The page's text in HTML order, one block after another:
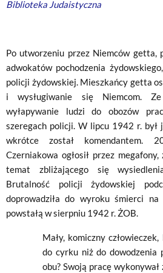
Biblioteka Judaistyczna
Po utworzeniu przez Niemców getta,
adwokatów pochodzenia
policji żydowskiej. Mieszkańcy getta
i wysługiwanie się Niemcom.
wyłapywanie ludzi do obozów
szeregach policji. W lipcu 1942 r. był
wkrótce został komendantem.
Czerniakowa ogłosił przez
temat zbliżającego się
Brutalność policji żydowskiej
doprowadziła do wyroku śmierci
powstałą w sierpniu 1942 r. ŻOB.
Mały, komiczny
do cyrku niż do dowodzenia
obu? Swoją pracę